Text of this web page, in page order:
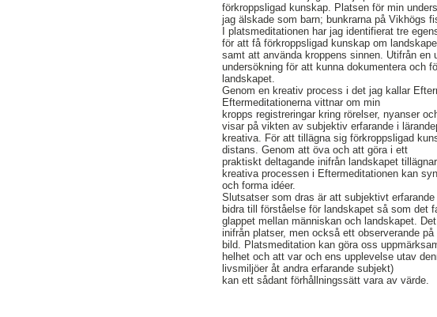
förkroppsligad kunskap. Platsen för min
jag älskade som barn; bunkrarna på Vikhögs
I platsmeditationen har jag identifierat tre
för att få förkroppsligad kunskap om
samt att använda kroppens sinnen. Utifrån en
undersökning för att kunna dokumentera och
landskapet.
Genom en kreativ process i det jag kallar
Eftermeditationerna vittnar om min
kropps registreringar kring rörelser, nyanser
visar på vikten av subjektiv erfarande i
kreativa. För att tillägna sig förkroppsligad
distans. Genom att öva och att göra i ett
praktiskt deltagande inifrån landskapet
kreativa processen i Eftermeditationen kan
och forma idéer.
Slutsatser som dras är att subjektivt
bidra till förståelse för landskapet så som det
glappet mellan människan och landskapet.
inifrån platser, men också ett observerande
bild. Platsmeditation kan göra oss
helhet och att var och ens upplevelse utav
livsmiljöer åt andra erfarande subjekt)
kan ett sådant förhållningssätt vara av värde.